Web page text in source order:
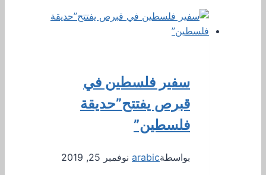
سفير فلسطين في
قبرص يفتتح”حديقة
فلسطين”
بواسطةarabic نوفمبر 25, 2019